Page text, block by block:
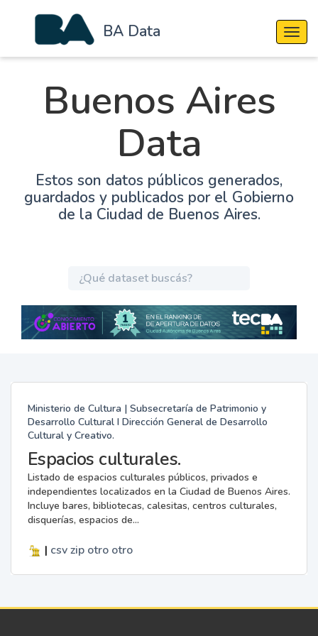
BA Data
Buenos Aires
Data
Estos son datos públicos generados,
guardados y publicados por el Gobierno
de la Ciudad de Buenos Aires.
Ministerio de Cultura | Subsecretaría de Patrimonio y
Desarrollo Cultural I Dirección General de Desarrollo
Cultural y Creativo.
Espacios culturales.
Listado de espacios culturales públicos, privados e
independientes localizados en la Ciudad de Buenos Aires.
Incluye bares, bibliotecas, calesitas, centros culturales,
disquerías, espacios de...
| csv zip otro otro